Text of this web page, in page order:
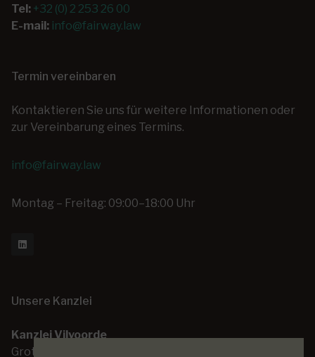
Tel: +32 (0) 2 253 26 00
E-mail: info@fairway.law
Termin vereinbaren
Kontaktieren Sie uns für weitere Informationen oder
zur Vereinbarung eines Termins.
info@fairway.law
Montag – Freitag: 09:00–18:00 Uhr
Unsere Kanzlei
Kanzlei Vilvoorde
Grote Markt 14